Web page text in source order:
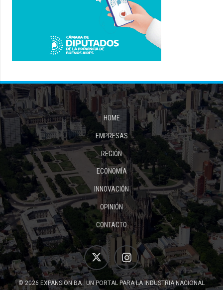
HOME
EMPRESAS
REGIÓN
ECONOMÍA
INNOVACIÓN
OPINIÓN
CONTACTO
© 2026 EXPANSION BA . UN PORTAL PARA LA INDUSTRIA NACIONAL